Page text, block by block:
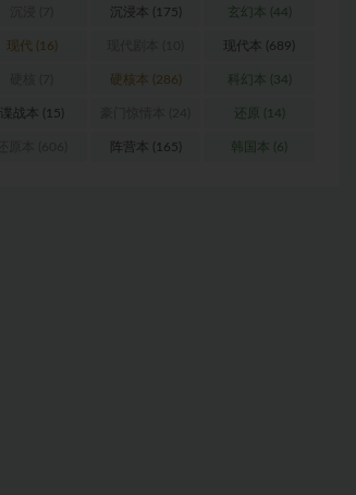
沉浸本 (175) 玄幻本 (44)
现代 (16) 现代本 (689)
硬核本 (286) 科幻本 (34)
谍战本 (15) 还原 (14)
阵营本 (165) 韩国本 (6)